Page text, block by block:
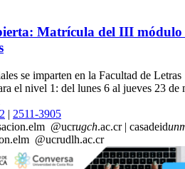
Matrícula del III módulo
se imparten en la Facultad de Letras
el nivel 1: del lunes 6 al jueves 23 de
| 2511-3905
@ucrugch.ac.cr| casadeid
@ucrudlh.ac.cr